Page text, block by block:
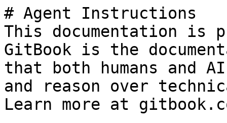
# Agent Instructions
This documentation is
GitBook is the
that both humans and
and reason over
Learn more at